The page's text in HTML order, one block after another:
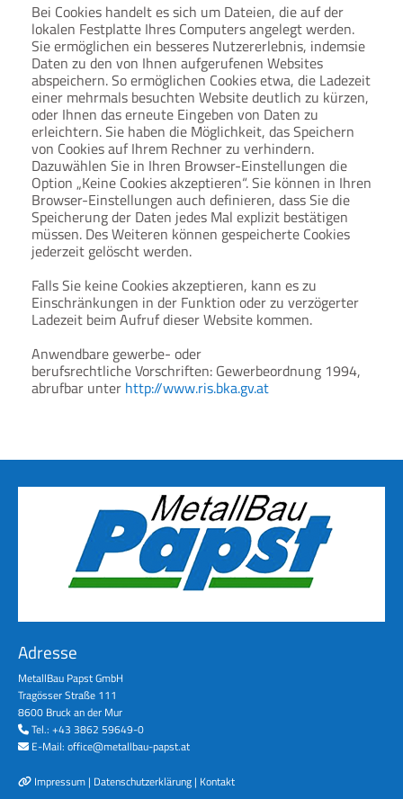
Bei Cookies handelt es sich um Dateien, die auf der
lokalen Festplatte Ihres Computers angelegt werden.
Sie ermöglichen ein besseres Nutzererlebnis, indemsie
Daten zu den von Ihnen aufgerufenen Websites
abspeichern. So ermöglichen Cookies etwa, die Ladezeit
einer mehrmals besuchten Website deutlich zu kürzen,
oder Ihnen das erneute Eingeben von Daten zu
erleichtern. Sie haben die Möglichkeit, das Speichern
von Cookies auf Ihrem Rechner zu verhindern.
Dazuwählen Sie in Ihren Browser-Einstellungen die
Option „Keine Cookies akzeptieren“. Sie können in Ihren
Browser-Einstellungen auch definieren, dass Sie die
Speicherung der Daten jedes Mal explizit bestätigen
müssen. Des Weiteren können gespeicherte Cookies
jederzeit gelöscht werden.
Falls Sie keine Cookies akzeptieren, kann es zu
Einschränkungen in der Funktion oder zu verzögerter
Ladezeit beim Aufruf dieser Website kommen.
Anwendbare gewerbe- oder
berufsrechtliche Vorschriften: Gewerbeordnung 1994,
abrufbar unter http://www.ris.bka.gv.at
Adresse
MetallBau Papst GmbH
Tragösser Straße 111
8600 Bruck an der Mur
 Tel.: +43 3862 59649-0
 E-Mail: office@metallbau-papst.at
 Impressum | Datenschutzerklärung | Kontakt